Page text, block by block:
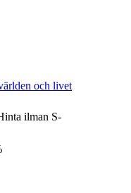
och livet
ilman S-